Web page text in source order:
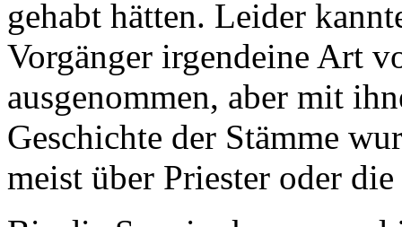
Vorgänger irgend­eine Art
ausgenommen, aber mit
Geschichte der Stämme
meist über Priester oder